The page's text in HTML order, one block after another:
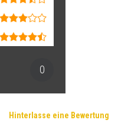
0
Hinterlasse eine Bewertung